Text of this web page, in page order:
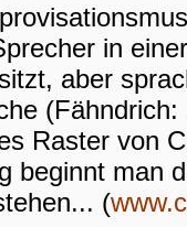
in
aber
Raster von
beginnt man
(